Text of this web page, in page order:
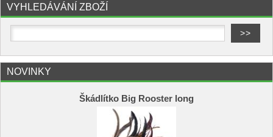
VYHLEDÁVÁNÍ ZBOŽÍ
NOVINKY
Škádlítko Big Rooster long